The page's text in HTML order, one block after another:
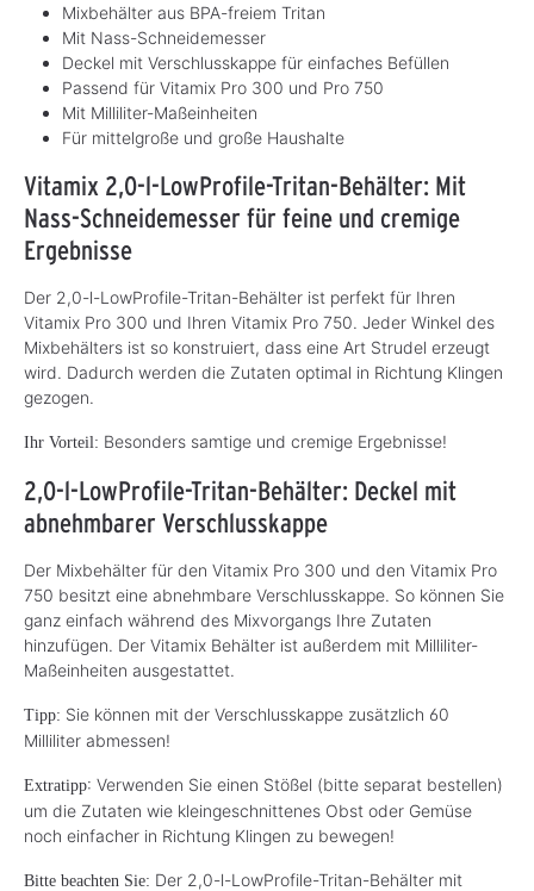
Mixbehälter aus BPA-freiem Tritan
Mit Nass-Schneidemesser
Deckel mit Verschlusskappe für einfaches Befüllen
Passend für Vitamix Pro 300 und Pro 750
Mit Milliliter-Maßeinheiten
Für mittelgroße und große Haushalte
Vitamix 2,0-l-LowProfile-Tritan-Behälter: Mit
Nass-Schneidemesser für feine und cremige
Ergebnisse
Der 2,0-l-LowProfile-Tritan-Behälter ist perfekt für Ihren
Vitamix Pro 300 und Ihren Vitamix Pro 750. Jeder Winkel des
Mixbehälters ist so konstruiert, dass eine Art Strudel erzeugt
wird. Dadurch werden die Zutaten optimal in Richtung Klingen
gezogen.
Ihr Vorteil: Besonders samtige und cremige Ergebnisse!
2,0-l-LowProfile-Tritan-Behälter: Deckel mit
abnehmbarer Verschlusskappe
Der Mixbehälter für den Vitamix Pro 300 und den Vitamix Pro
750 besitzt eine abnehmbare Verschlusskappe. So können Sie
ganz einfach während des Mixvorgangs Ihre Zutaten
hinzufügen. Der Vitamix Behälter ist außerdem mit Milliliter-
Maßeinheiten ausgestattet.
Tipp: Sie können mit der Verschlusskappe zusätzlich 60
Milliliter abmessen!
Extratipp: Verwenden Sie einen Stößel (bitte separat bestellen)
um die Zutaten wie kleingeschnittenes Obst oder Gemüse
noch einfacher in Richtung Klingen zu bewegen!
Bitte beachten Sie: Der 2,0-l-LowProfile-Tritan-Behälter mit